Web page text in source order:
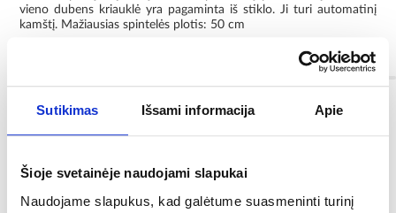
Sutikimas Išsami informacija Apie
Šioje svetainėje naudojami slapukai
Naudojame slapukus, kad galėtume suasmeninti turinį
vieno dubens kriauklė yra pagaminta iš stiklo. Ji turi automatinį
kamštį. Mažiausias spintelės plotis: 50 cm
Kolekcija:
Venom